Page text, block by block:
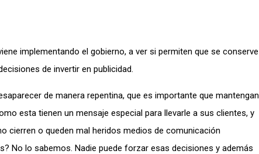
implementando el gobierno, a ver si permiten que se conserve
de invertir en publicidad.
de manera repentina, que es importante que mantengan
esta tienen un mensaje especial para llevarle a sus clientes, y
cierren o queden mal heridos medios de comunicación
No lo sabemos. Nadie puede forzar esas decisiones y además